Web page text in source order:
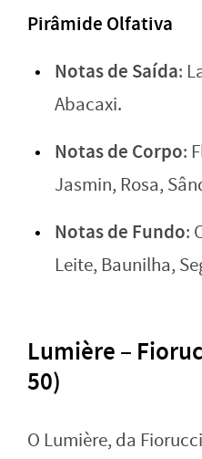
Pirâmide Olfativa
Notas de Saída:
Abacaxi.
Notas de Corpo:
Jasmin, Rosa,
Notas de Fundo:
Leite, Baunilha,
Lumière –
50)
O Lumière, da